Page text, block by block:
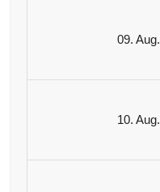
09. Aug.
10. Aug.